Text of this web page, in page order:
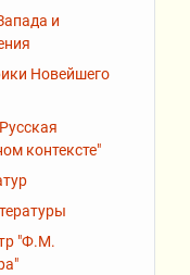
и
Новейшего
контексте"
"Ф.М.